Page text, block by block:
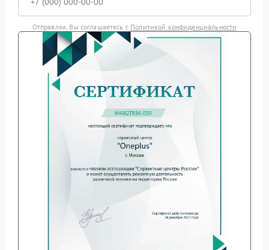
Отправляя, Вы соглашаетесь с Политикой конфиденциальности